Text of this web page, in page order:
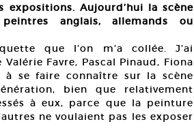
Aujourd’hui la scène
anglais, allemands ou
que l’on m’a collée. J’ai
Favre, Pascal Pinaud, Fiona
à se faire connaître sur la scène
bien que relativement
à eux, parce que la peinture
ne voulaient pas les exposer